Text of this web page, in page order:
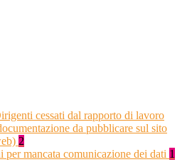
cessati dal rapporto di lavoro
da pubblicare sul sito
2
per mancata comunicazione dei dati 1